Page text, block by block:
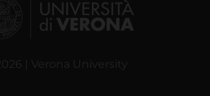
| Verona University